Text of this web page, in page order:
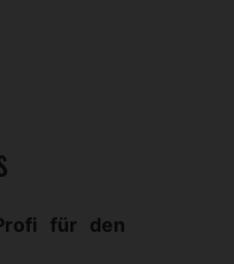
für den